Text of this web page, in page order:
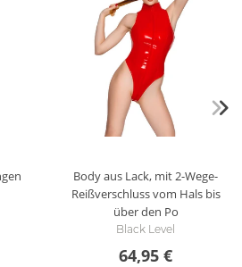
Body aus Lack, mit 2-Wege-
Reißverschluss vom Hals bis
über den Po
Black Level
64,95 €